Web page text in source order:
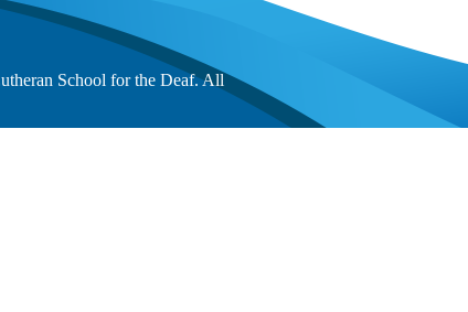
School for the Deaf. All